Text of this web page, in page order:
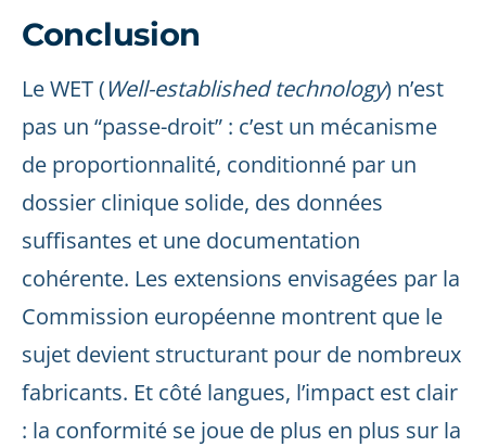
Conclusion
Le WET (Well-established technology) n’est
pas un “passe-droit” : c’est un mécanisme
de proportionnalité, conditionné par un
dossier clinique solide, des données
suffisantes et une documentation
cohérente. Les extensions envisagées par la
Commission européenne montrent que le
sujet devient structurant pour de nombreux
fabricants. Et côté langues, l’impact est clair
: la conformité se joue de plus en plus sur la